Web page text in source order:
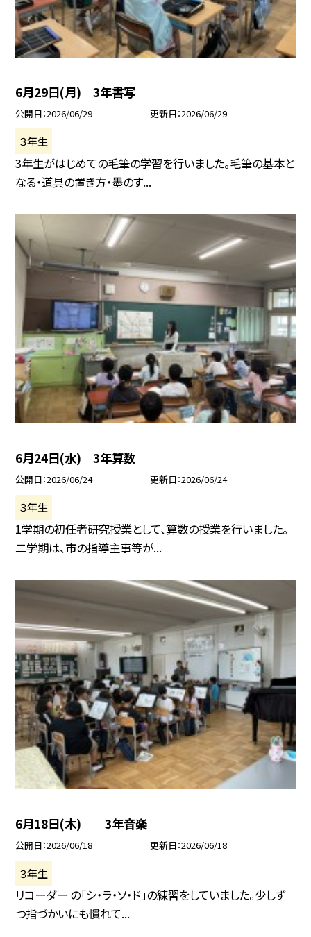
6月29日(月) 3年書写
公開日 2026/06/29 更新日 2026/06/29
３年生
3年生がはじめての毛筆の学習を行いました。毛筆の基本と
なる・道具の置き方・墨のす...
6月24日(水) 3年算数
公開日 2026/06/24 更新日 2026/06/24
３年生
1学期の初任者研究授業として、算数の授業を行いました。
二学期は、市の指導主事等が...
6月18日(木) 3年音楽
公開日 2026/06/18 更新日 2026/06/18
３年生
リコーダー の「シ・ラ・ソ・ド」の練習をしていました。少しず
つ指づかいにも慣れて...